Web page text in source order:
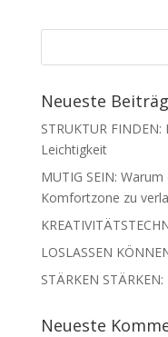
Neueste
STRUKTUR
Leichtigkeit
MUTIG SEIN:
Komfortzone zu
LOSLASSEN
STÄRKEN
Neueste